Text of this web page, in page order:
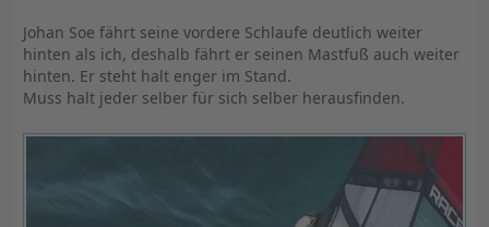
Johan Soe fährt seine vordere Schlaufe deutlich weiter
hinten als ich, deshalb fährt er seinen Mastfuß auch weiter
hinten. Er steht halt enger im Stand.
Muss halt jeder selber für sich selber herausfinden.